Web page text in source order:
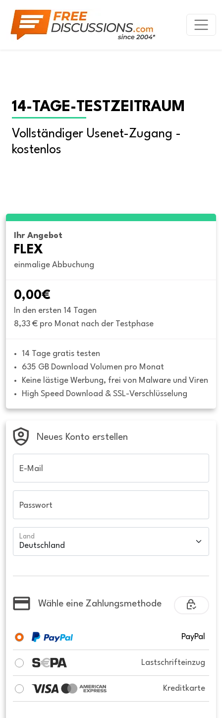
14-TAGE-TESTZEITRAUM
Vollständiger Usenet-Zugang -
kostenlos
Ihr Angebot
FLEX
einmalige Abbuchung
0,00€
In den ersten 14 Tagen
8,33 € pro Monat nach der Testphase
14 Tage gratis testen
635 GB Download Volumen pro Monat
Keine lästige Werbung, frei von Malware und Viren
High Speed Download & SSL-Verschlüsselung
Neues Konto erstellen
E-Mail
Passwort
Land
Wähle eine Zahlungsmethode
PayPal
Lastschrifteinzug
Kreditkarte